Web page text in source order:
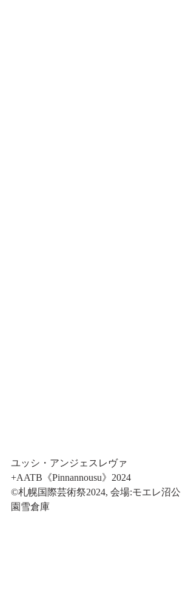
ユッシ・アンジェスレヴァ
+AATB《Pinnannousu》2024
©札幌国際芸術祭2024, 会場:モエレ沼公
園雪倉庫